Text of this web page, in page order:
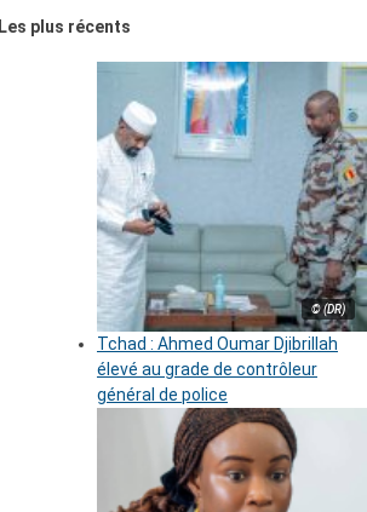
Les plus récents
© (DR)
Tchad : Ahmed Oumar Djibrillah
élevé au grade de contrôleur
général de police